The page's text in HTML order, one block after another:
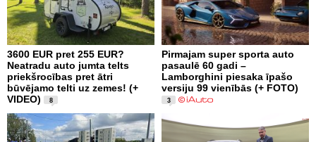
3600 EUR pret 255 EUR?
Neatradu auto jumta telts
priekšrocības pret ātri
būvējamo telti uz zemes! (+
VIDEO)
8
Pirmajam super sporta auto
pasaulē 60 gadi –
Lamborghini piesaka īpašo
versiju 99 vienībās (+ FOTO)
3